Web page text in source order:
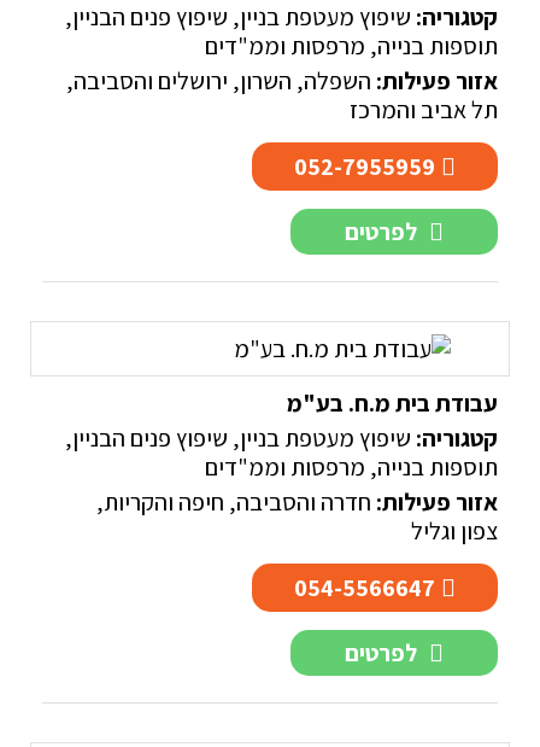
קטגוריה: שיפוץ מעטפת בניין, שיפוץ פנים הבניין,
תוספות בנייה, מרפסות וממ"דים
אזור פעילות: השפלה, השרון, ירושלים והסביבה,
תל אביב והמרכז
052-7955959
לפרטים
עבודת בית מ.ח. בע"מ
קטגוריה: שיפוץ מעטפת בניין, שיפוץ פנים הבניין,
תוספות בנייה, מרפסות וממ"דים
אזור פעילות: חדרה והסביבה, חיפה והקריות,
צפון וגליל
054-5566647
לפרטים